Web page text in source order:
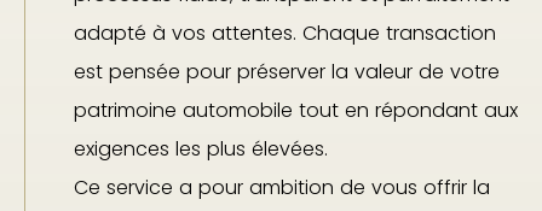
adapté à vos attentes. Chaque transaction
est pensée pour préserver la valeur de votre
patrimoine automobile tout en répondant aux
exigences les plus élevées.
Ce service a pour ambition de vous offrir la